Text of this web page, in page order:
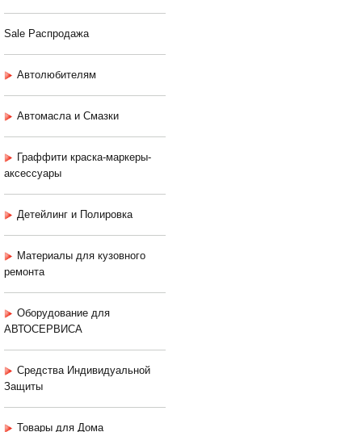
Sale Распродажа
Автолюбителям
Автомасла и Смазки
Граффити краска-маркеры-
аксессуары
Детейлинг и Полировка
Материалы для кузовного
ремонта
Оборудование для
АВТОСЕРВИСА
Средства Индивидуальной
Защиты
Товары для Дома